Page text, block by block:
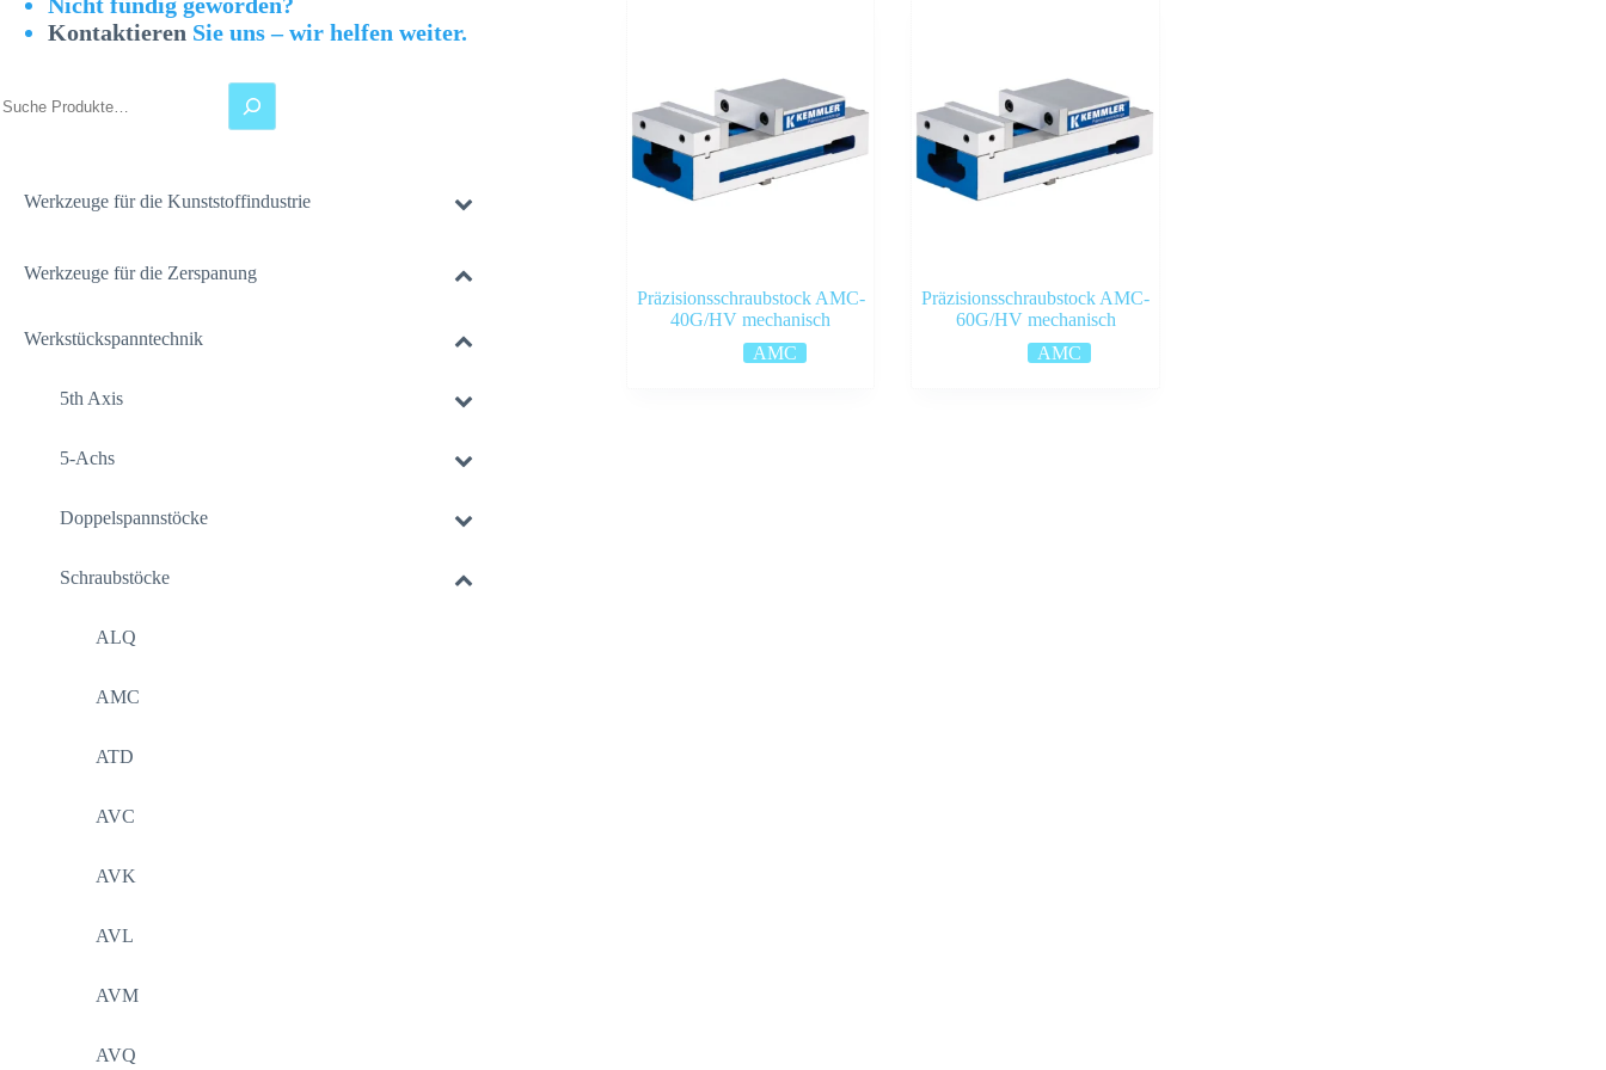
Präzisionsschraubstock AMC-
40G/HV mechanisch
AMC
Präzisionsschraubstock AMC-
60G/HV mechanisch
AMC
Kontaktieren Sie uns – wir helfen weiter.
Werkzeuge für die Kunststoffindustrie
Werkzeuge für die Zerspanung
Werkstückspanntechnik
5th Axis
5-Achs
Doppelspannstöcke
Schraubstöcke
ALQ
AMC
ATD
AVC
AVK
AVL
AVM
AVQ